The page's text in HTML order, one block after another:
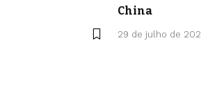
China
29 de julho de